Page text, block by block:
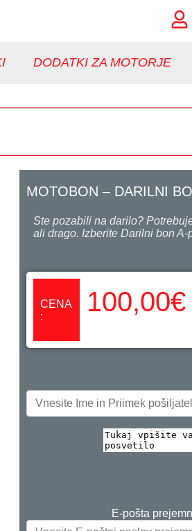
DODATKI ZA MOTORJE
MOTOBON – DARILNI
Ste pozabili na darilo?
ali drago. Izberite Darilni bon A-
CENA
:
100,00€
E-pošta